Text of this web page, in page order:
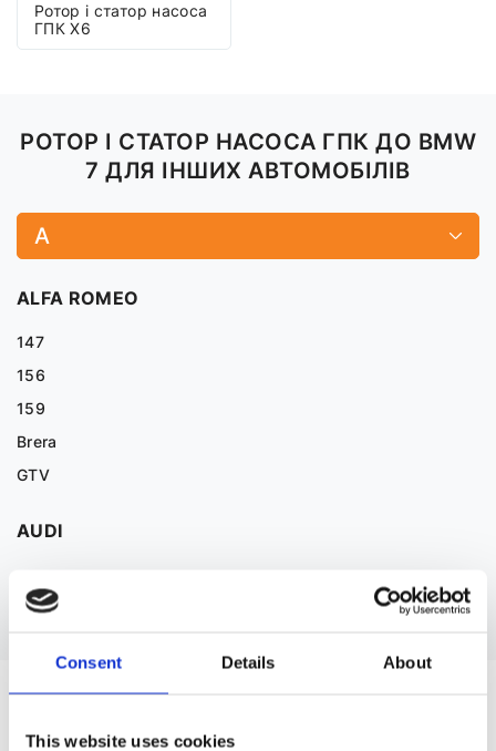
Consent Details About
This website uses cookies
Ротор і статор насоса
ГПК X6
РОТОР І СТАТОР НАСОСА ГПК ДО BMW
7 ДЛЯ ІНШИХ АВТОМОБІЛІВ
A
ALFA ROMEO
147
156
159
Brera
GTV
AUDI
ЗАПЧАСТИНИ ДО BMW 7